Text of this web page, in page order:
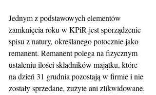
Jednym z podstawowych elementów
zamknięcia roku w KPiR jest sporządzenie
spisu z natury, określanego potocznie jako
remanent. Remanent polega na fizycznym
ustaleniu ilości składników majątku, które
na dzień 31 grudnia pozostają w firmie i nie
zostały sprzedane, zużyte ani zlikwidowane.